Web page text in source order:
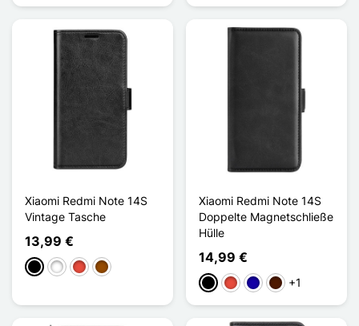
Xiaomi Redmi Note 14S
Vintage Tasche
13,99 €
Schwarz
WeißRot Braun
Xiaomi Redmi Note 14S
Doppelte Magnetschließe
Hülle
14,99 €
Schwarz
Rot Dunkelblau
Dunkelbraun
+1